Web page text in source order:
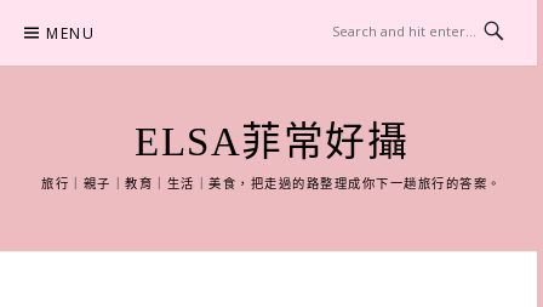
content
MENU
ELSA菲常好攝
旅行｜親子｜教育｜生活｜美食，把走過的路整理成你下一趟旅行的答案。